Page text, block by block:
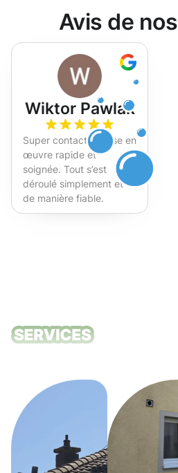
Avis de nos
Wiktor Pawlak
Super contact et mise en
œuvre rapide et
soignée. Tout s’est
déroulé simplement et
de manière fiable.
Fortement recommandé !